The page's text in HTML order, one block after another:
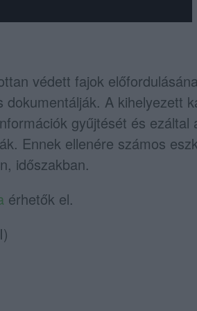
védett fajok
A kihelyezett
gyűjtését és ezáltal
Ennek ellenére számos
időszakban.
érhetők el.